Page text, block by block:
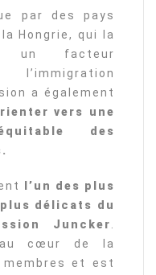
par des pays
Hongrie, qui la
un facteur
a également
vers une
des
l’un des plus
plus délicats du
Juncker.
au cœur de la
et est